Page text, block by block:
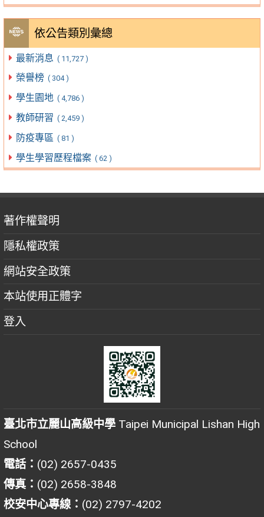
依公告類別彙總
最新消息 ( 11,727 )
榮譽榜 ( 304 )
學生園地 ( 4,786 )
教師研習 ( 2,459 )
防疫專區 ( 81 )
學生學習歷程檔案 ( 62 )
著作權聲明
隱私權政策
網站安全政策
本站使用正體字
登入
臺北市立麗山高級中學 Taipei Municipal Lishan High
School
電話： (02) 2657-0435
傳真： (02) 2658-3848
校安中心專線： (02) 2797-4202